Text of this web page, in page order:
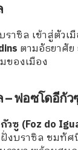
าซิล เข้าสู่ตัวเ
ตามอัธยาศั
องเมือง
– ฟอซโดอีกัว
วซู (Foz do
งบราซิล ชมทั